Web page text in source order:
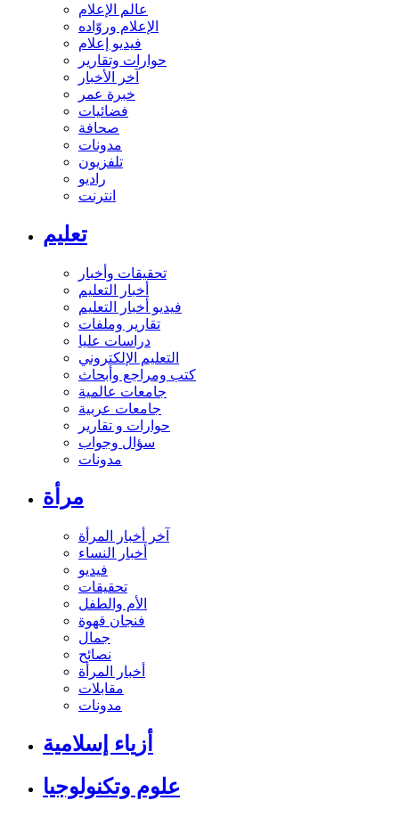
عالم الإعلام
الإعلام وروّاده
فيديو إعلام
حوارات وتقارير
آخر الأخبار
خبرة عمر
فضائيات
صحافة
مدونات
تلفزيون
راديو
انترنت
تعليم
تحقيقات وأخبار
أخبار التعليم
فيديو أخبار التعليم
تقارير وملفات
دراسات عليا
التعليم الإلكتروني
كتب ومراجع وأبحاث
جامعات عالمية
جامعات عربية
حوارات و تقارير
سؤال وجواب
مدونات
مرأة
آخر أخبار المرأة
أخبار النساء
فيديو
تحقيقات
الأم والطفل
فنجان قهوة
جمال
نصائح
أخبار المرأة
مقابلات
مدونات
أزياء إسلامية
علوم وتكنولوجيا